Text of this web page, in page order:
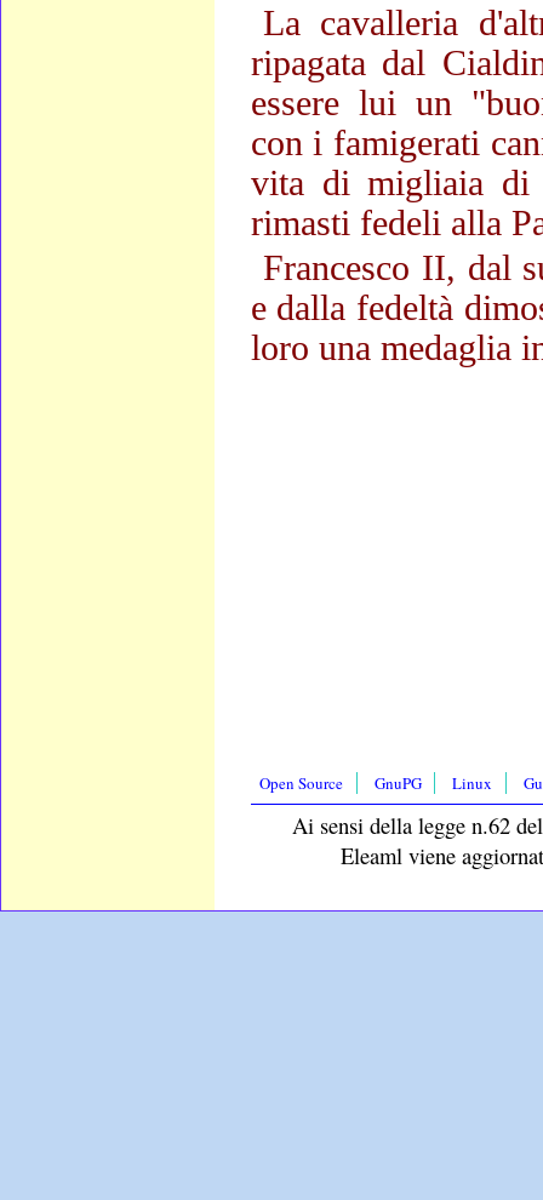
La cavalleria
ripagata dal
essere lui un
con i famigerati
vita di migliaia di
rimasti fedeli alla
Francesco II, dal
e dalla fedeltà
loro una medaglia
Open Source GnuPG Linux
Ai sensi della legge n.62
Eleaml viene